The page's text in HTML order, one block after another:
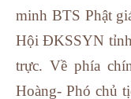
minh BTS Phật
Hội ĐKSSYN
trực. Về phía
Hoàng- Phó chủ